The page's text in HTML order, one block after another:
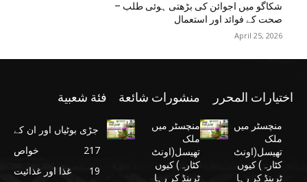
شکاگو میں اجوائن کی بڑھتی ہوئی طلب –
صحت کے فوائد اور استعمال
April 25, 2026
اختيارات المحرر
منچسٹر میں
ملک
تھیسل(اونٹ
کٹارہ) کیوں
ٹرینڈ کر رہا
منشورات شائعة
منچسٹر میں
ملک
تھیسل(اونٹ
کٹارہ) کیوں
ٹرینڈ کر رہا
فئة شعبية
جڑی بوٹیاں اور ان کے
خواص
217
غذا اور غذائیت
19